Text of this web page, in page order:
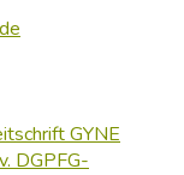
GYNE
DGPFG-